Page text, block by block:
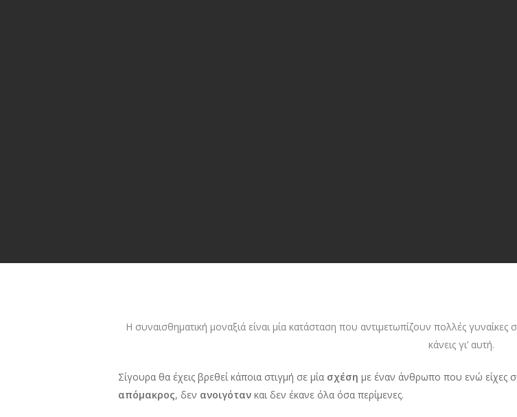
Η συναισθηματική μοναξιά είναι μία κατάσταση που αντιμετωπίζουν πολλές
κάνεις γι’ αυτή.
Σίγουρα θα έχεις βρεθεί κάποια στιγμή σε μία σχέση με έναν άνθρωπο που ενώ είχες
απόμακρος, δεν ανοιγόταν και δεν έκανε όλα όσα περίμενες.